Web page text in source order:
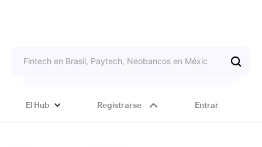
El Hub Registrarse Entrar